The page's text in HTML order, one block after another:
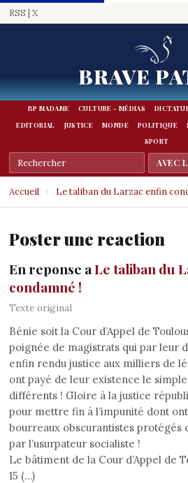
RSS | X
BRAVE
BP MADAME CULTURE - MÉDIAS
EDITORIAL
JUSTICE MONDE POLITIQUE
SPORT
Accueil › Le taliban du Larzac enfin
Poster une reaction
En reponse aLe taliban du
condamné !
Texte original
Bénie soit la Cour d’Appel de
poignée de magistrats qui par leur
enfin rendu justice aux milliers de
ont payé de leur existence le
différents ! Gloire à la justice
pour mettre fin à l’impunité dont
bourreaux obscurantistes protégés
par l’usurpateur socialiste !
Le bâtiment de la Cour d’Appel de
15 (…)